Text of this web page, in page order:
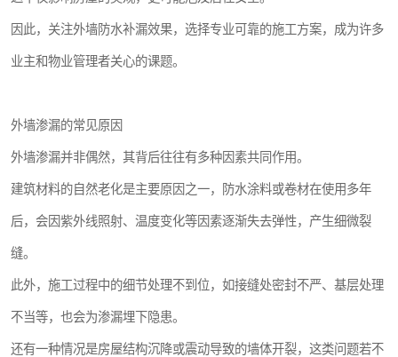
因此，关注外墙防水补漏效果，选择专业可靠的施工方案，成为许多
业主和物业管理者关心的课题。
外墙渗漏的常见原因
外墙渗漏并非偶然，其背后往往有多种因素共同作用。
建筑材料的自然老化是主要原因之一，防水涂料或卷材在使用多年
后，会因紫外线照射、温度变化等因素逐渐失去弹性，产生细微裂
缝。
此外，施工过程中的细节处理不到位，如接缝处密封不严、基层处理
不当等，也会为渗漏埋下隐患。
还有一种情况是房屋结构沉降或震动导致的墙体开裂，这类问题若不